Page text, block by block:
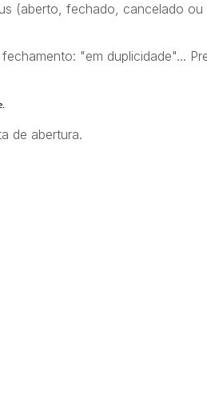
(aberto, fechado, cancelado ou
"em duplicidade"...
de abertura.